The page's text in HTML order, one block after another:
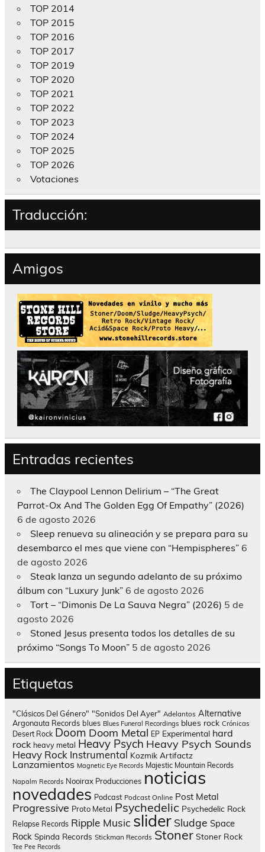
TOP 2014
TOP 2015
TOP 2016
TOP 2017
TOP 2019
TOP 2020
TOP 2021
TOP 2022
TOP 2023
TOP 2024
TOP 2025
TOP 2026
Votaciones
Traducción:
Amigos
Entradas recientes
The Claypool Lennon Delirium – “The Great
Parrot-Ox And The Golden Egg Of Empathy” (2026)
6 de agosto 2026
Sleep renueva su alineación y se prepara para su
desembarco el mes que viene con “Hempispheres” 6
de agosto 2026
Steak lanza un segundo adelanto de su próximo
álbum con “Luxury Junk” 6 de agosto 2026
Tort – “Dimonis De La Sauva Negra” (2026) 5 de
agosto 2026
Stoned Jesus presenta todos los detalles de su
próximo “Songs To Moon” 5 de agosto 2026
Etiquetas
"Clásicos Del Género" "Sonidos Del Ayer" Adelantos Alternative
Argonauta Records blues Blues Funeral Recordings blues rock Crónicas
Desert Rock Doom Doom Metal EP Experimental hard
rock heavy metal Heavy Psych Heavy Psych Sounds
Heavy Rock Instrumental Kozmik Artifactz
Lanzamientos Magnetic Eye Records Majestic Mountain Records
Napalm Records Nooirax Producciones noticias
novedades Podcast Podcast Online Post Metal
Progressive Proto Metal Psychedelic Psychedelic Rock
Relapse Records Ripple Music slider Sludge Space
Rock Spinda Records Stickman Records Stoner Stoner Rock
Tee Pee Records